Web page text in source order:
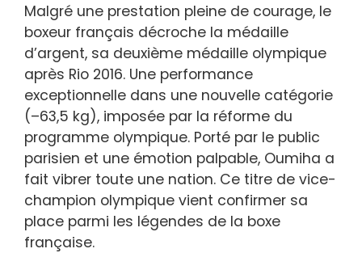
Malgré une prestation pleine de courage, le
boxeur français décroche la médaille
d’argent, sa deuxième médaille olympique
après Rio 2016. Une performance
exceptionnelle dans une nouvelle catégorie
(–63,5 kg), imposée par la réforme du
programme olympique. Porté par le public
parisien et une émotion palpable, Oumiha a
fait vibrer toute une nation. Ce titre de vice-
champion olympique vient confirmer sa
place parmi les légendes de la boxe
française.